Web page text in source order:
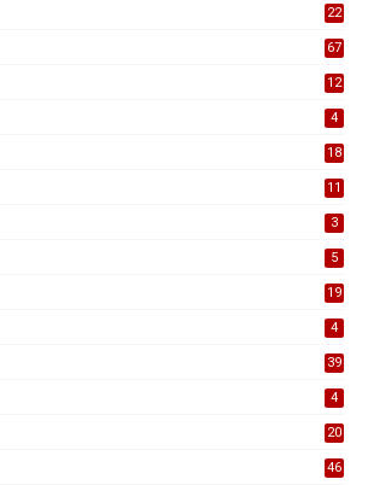
22
67
12
4
18
11
3
5
19
4
39
4
20
46